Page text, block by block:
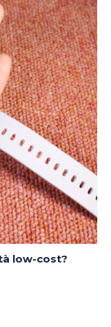
low-cost?